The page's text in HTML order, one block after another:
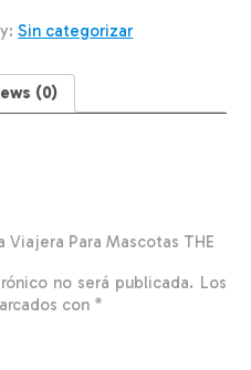
Sin categorizar
(0)
Para Mascotas THE
no será publicada. Los
con *